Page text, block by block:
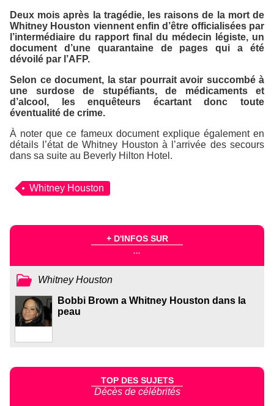
Deux mois après la tragédie, les raisons de la mort de
Whitney Houston viennent enfin d’être officialisées par
l’intermédiaire du rapport final du médecin légiste, un
document d’une quarantaine de pages qui a été
dévoilé par l’AFP.
Selon ce document, la star pourrait avoir succombé à
une surdose de stupéfiants, de médicaments et
d’alcool, les enquêteurs écartant donc toute
éventualité de crime.
À noter que ce fameux document explique également en
détails l’état de Whitney Houston à l’arrivée des secours
dans sa suite au Beverly Hilton Hotel .
Whitney Houston
+ D'INFOS SUR
...
Whitney Houston
Bobbi Brown a Whitney Houston dans la
peau
TOP DES SUJETS
Décès de célébrités